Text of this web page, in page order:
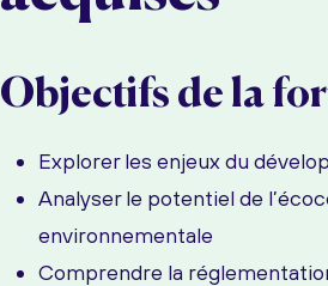
Objectifs de la
Explorer les enjeux du
Analyser le potentiel de
environnementale
Comprendre la